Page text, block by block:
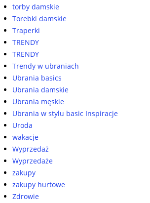
torby damskie
Torebki damskie
Traperki
TRENDY
TRENDY
Trendy w ubraniach
Ubrania basics
Ubrania damskie
Ubrania męskie
Ubrania w stylu basic Inspiracje
Uroda
wakacje
Wyprzedaż
Wyprzedaże
zakupy
zakupy hurtowe
Zdrowie